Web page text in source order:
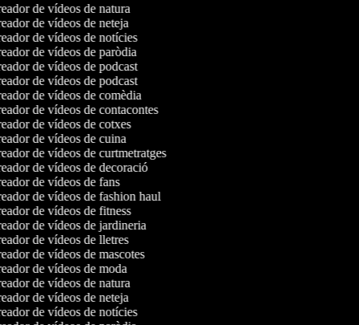
de vídeos de natura
de vídeos de neteja
de vídeos de notícies
de vídeos de paròdia
de vídeos de podcast
de vídeos de podcast
de vídeos de comèdia
de vídeos de contacontes
de vídeos de cotxes
de vídeos de cuina
de vídeos de curtmetratges
de vídeos de decoració
de vídeos de fans
de vídeos de fashion haul
de vídeos de fitness
de vídeos de jardineria
de vídeos de lletres
de vídeos de mascotes
de vídeos de moda
de vídeos de natura
de vídeos de neteja
de vídeos de notícies